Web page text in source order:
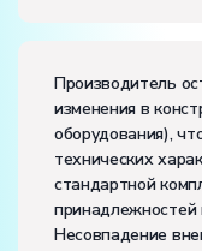
Производитель
изменения в
оборудования),
технических
стандартной
принадлежностей
Несовпадение